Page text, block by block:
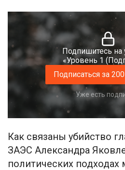
Подпишитесь на
«Уровень 1
Подписаться за
Уже есть
Как связаны убийство
ЗАЭС Александра
политических